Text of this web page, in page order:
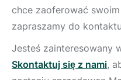
chce zaoferować
zapraszamy do
Jesteś zainteresowany
Skontaktuj się z nami,